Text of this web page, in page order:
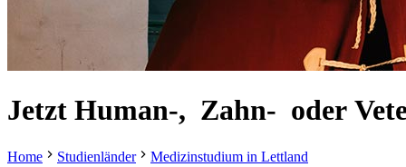
Jetzt Human-, Zahn- oder
Home Studienländer Medizinstudium in Lettland